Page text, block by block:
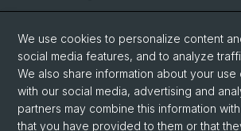
Social Media
Instagram
We use cookies to personalize content
social media features, and to analyze
We also share information about your
with our social media, advertising and
partners may combine this information
that you have provided to them or that